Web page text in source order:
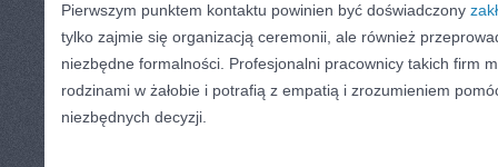
Pierwszym punktem kontaktu powinien być doświadczony
tylko zajmie się organizacją ceremonii, ale również
niezbędne formalności. Profesjonalni pracownicy takich firm
rodzinami w żałobie i potrafią z empatią i zrozumieniem
niezbędnych decyzji.